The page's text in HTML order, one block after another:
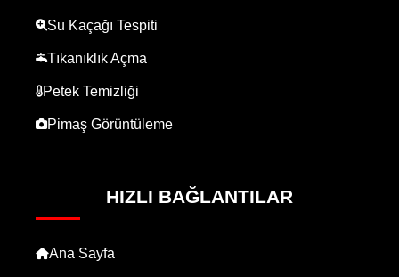
Su Kaçağı Tespiti
Tıkanıklık Açma
Petek Temizliği
Pimaş Görüntüleme
HIZLI BAĞLANTILAR
Ana Sayfa